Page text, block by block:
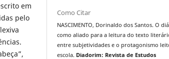
em
pelo
Como Citar
NASCIMENTO, Dorinaldo dos Santos. O
como aliado para a leitura do texto
entre subjetividades e o protagonismo
escola. Diadorim: Revista de Estudos